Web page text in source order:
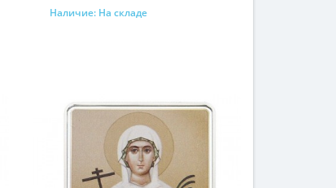
В корзину
Наличие: На складе